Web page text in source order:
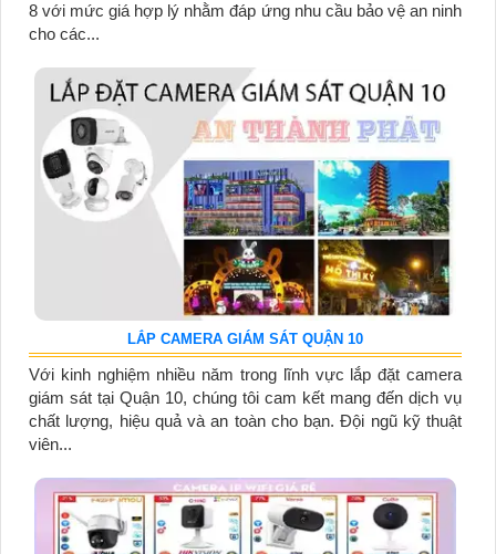
8 với mức giá hợp lý nhằm đáp ứng nhu cầu bảo vệ an ninh
cho các...
LẮP CAMERA GIÁM SÁT QUẬN 10
Với kinh nghiệm nhiều năm trong lĩnh vực lắp đặt camera
giám sát tại Quận 10, chúng tôi cam kết mang đến dịch vụ
chất lượng, hiệu quả và an toàn cho bạn. Đội ngũ kỹ thuật
viên...